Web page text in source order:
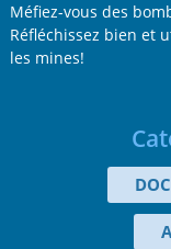
Méfiez-vous des
Réfléchissez bien et
les mines!